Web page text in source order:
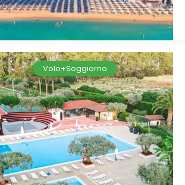
Volo+Soggiorno